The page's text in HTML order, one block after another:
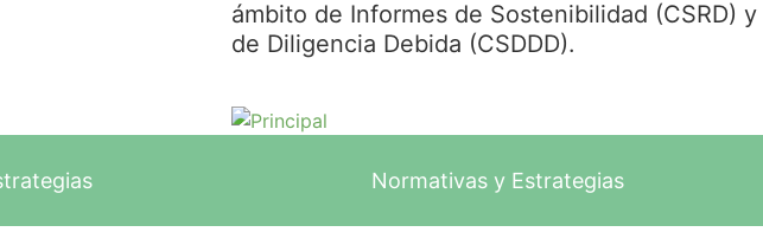
ámbito de Informes de Sostenibilidad (CSRD) y
de Diligencia Debida (CSDDD).
Normativas y Estrategias